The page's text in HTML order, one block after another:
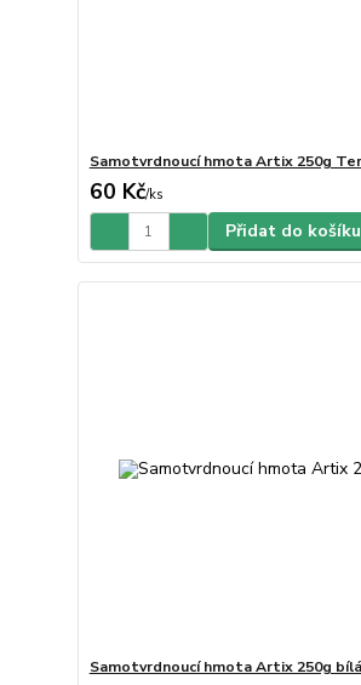
Samotvrdnoucí hmota Artix 250g
60 Kč/ks
Přidat do košíku
Samotvrdnoucí hmota Artix 250g bílá